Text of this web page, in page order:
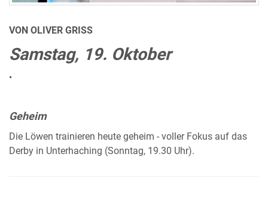
VON OLIVER GRISS
Samstag, 19. Oktober
•
Geheim
Die Löwen trainieren heute geheim - voller Fokus auf das
Derby in Unterhaching (Sonntag, 19.30 Uhr).